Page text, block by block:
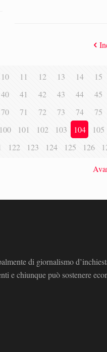
10 11 12 13 14 15
40 41 42 43 44 45
70 71 72 73 74 75
100 101 102 103 104 105
122 123 124 125 126
di giornalismo
e chiunque può sostenere